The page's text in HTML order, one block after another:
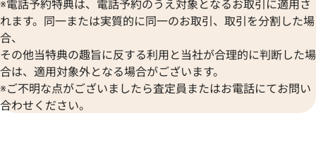
※電話予約特典は、電話予約のうえ対象となるお取引に適用さ
れます。同一または実質的に同一のお取引、取引を分割した場
合、
その他当特典の趣旨に反する利用と当社が合理的に判断した場
合は、適用対象外となる場合がございます。
※ご不明な点がございましたら査定員またはお電話にてお問い
合わせください。